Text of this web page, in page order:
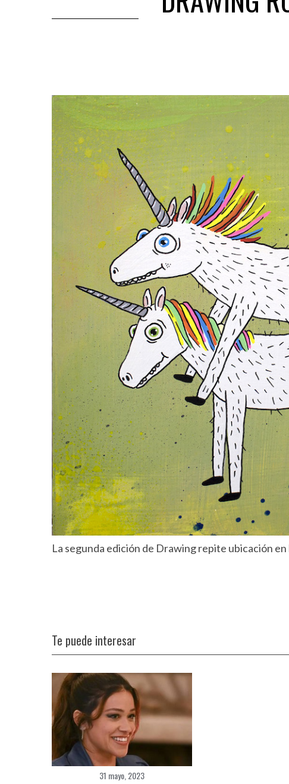
La segunda edición de Drawing repite ubicación en
Te puede interesar
31 mayo, 2023
S
a
c
h
f
o